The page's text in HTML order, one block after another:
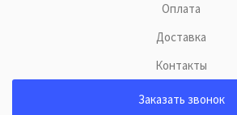
Оплата
Доставка
Контакты
Заказать звонок